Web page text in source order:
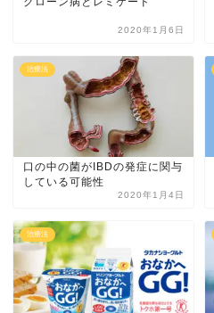
2020年1月6日
治療法
口の中の菌がIBDの発症に関与
している可能性
2020年1月4日
治療法